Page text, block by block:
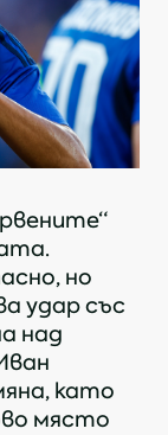
но
удар със
над
като
място